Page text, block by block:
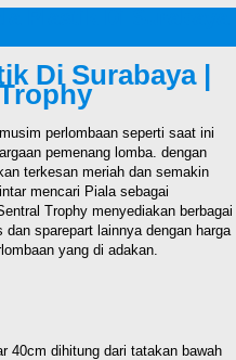
Di Surabaya |
perlombaan seperti saat ini
pemenang lomba. dengan
terkesan meriah dan semakin
mencari Piala sebagai
Trophy menyediakan berbagai
sparepart lainnya dengan harga
yang di adakan.
40cm dihitung dari tatakan bawah